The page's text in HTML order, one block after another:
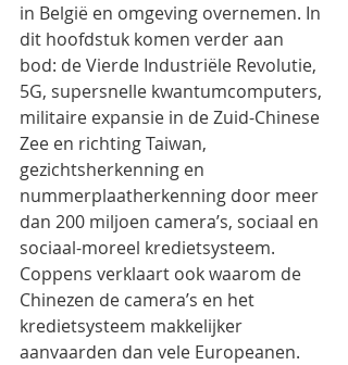
in België en omgeving overnemen. In
dit hoofdstuk komen verder aan
bod: de Vierde Industriële Revolutie,
5G, supersnelle kwantumcomputers,
militaire expansie in de Zuid-Chinese
Zee en richting Taiwan,
gezichtsherkenning en
nummerplaatherkenning door meer
dan 200 miljoen camera’s, sociaal en
sociaal-moreel kredietsysteem.
Coppens verklaart ook waarom de
Chinezen de camera’s en het
kredietsysteem makkelijker
aanvaarden dan vele Europeanen.